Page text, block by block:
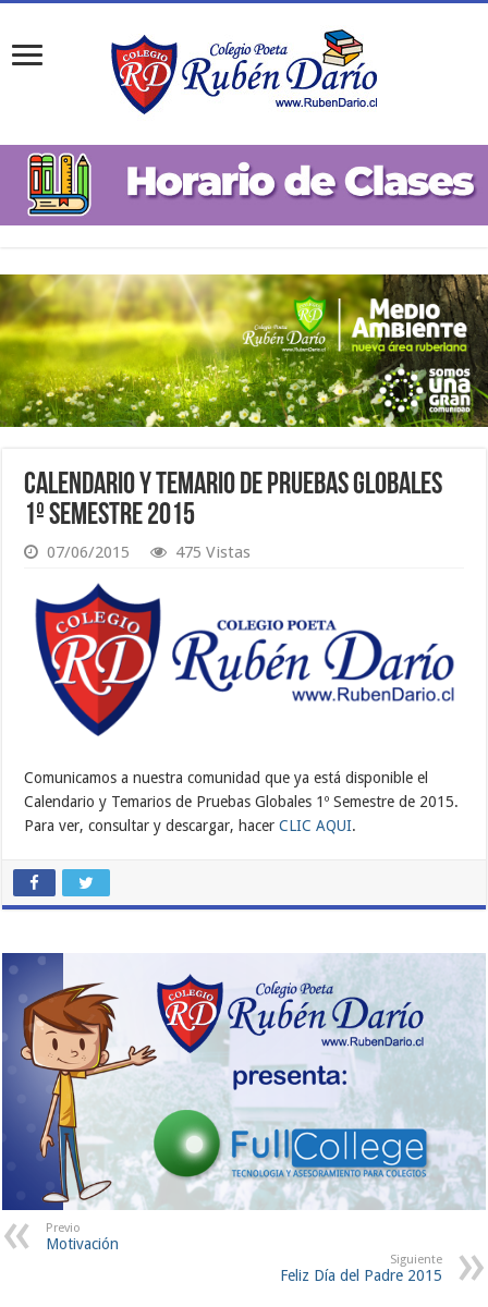
Calendario y Temario de Pruebas Globales
1º Semestre 2015
07/06/2015 475 Vistas
Comunicamos a nuestra comunidad que ya está disponible el
Calendario y Temarios de Pruebas Globales 1º Semestre de 2015.
Para ver, consultar y descargar, hacerCLIC AQUI.
Previo
Motivación
Siguiente
Feliz Día del Padre 2015